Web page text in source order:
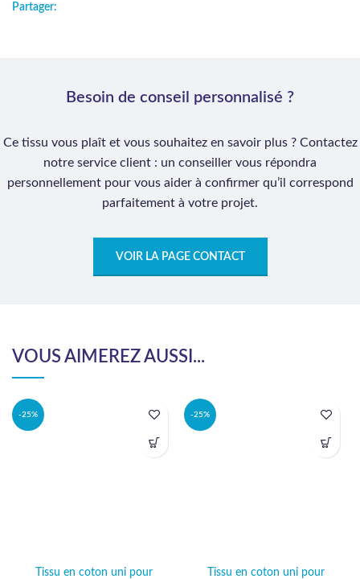
Partager:
Besoin de conseil personnalisé ?
Ce tissu vous plaît et vous souhaitez en savoir plus ? Contactez
notre service client : un conseiller vous répondra
personnellement pour vous aider à confirmer qu’il correspond
parfaitement à votre projet.
VOIR LA PAGE CONTACT
VOUS AIMEREZ AUSSI...
-25%
Tissu en coton uni pour
-25%
Tissu en coton uni pour